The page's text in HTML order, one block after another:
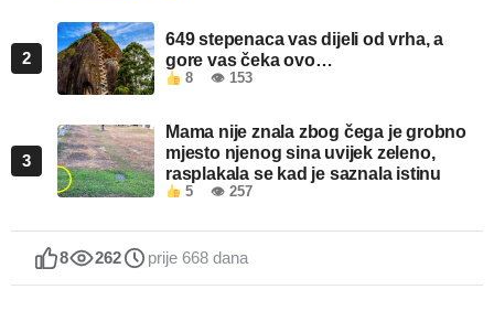
2
649 stepenaca vas dijeli od vrha, a
gore vas čeka ovo…
8 👁 153
3
Mama nije znala zbog čega je grobno
mjesto njenog sina uvijek zeleno,
rasplakala se kad je saznala istinu
5 👁 257
8 262 prije 668 dana